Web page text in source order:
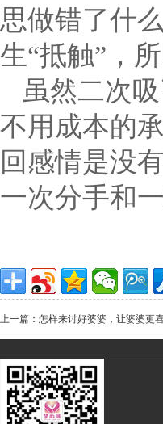
思做错了什
生“抵触”，
虽然二次
不用成本的
回感情是没
一次分手和
上一篇：怎样来讨好婆婆，让婆婆更